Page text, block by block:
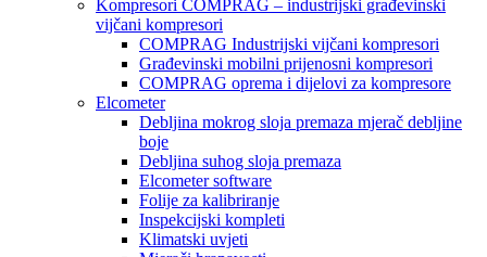
Kompresori COMPRAG – industrijski građevinski
vijčani kompresori
COMPRAG Industrijski vijčani kompresori
Građevinski mobilni prijenosni kompresori
COMPRAG oprema i dijelovi za kompresore
Elcometer
Debljina mokrog sloja premaza mjerač debljine
boje
Debljina suhog sloja premaza
Elcometer software
Folije za kalibriranje
Inspekcijski kompleti
Klimatski uvjeti